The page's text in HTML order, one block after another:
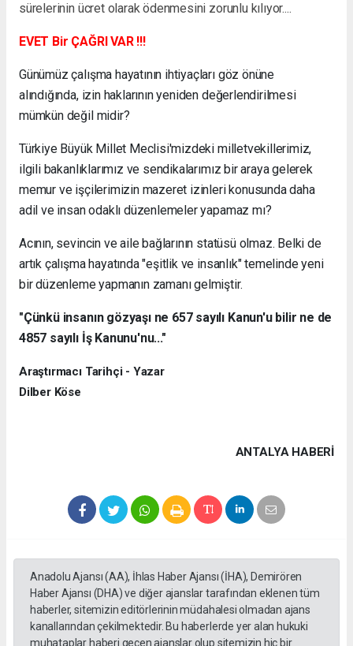
sürelerinin ücret olarak ödenmesini zorunlu kılıyor....
EVET Bir ÇAĞRI VAR !!!
Günümüz çalışma hayatının ihtiyaçları göz önüne
alındığında, izin haklarının yeniden değerlendirilmesi
mümkün değil midir?
Türkiye Büyük Millet Meclisi'mizdeki milletvekillerimiz,
ilgili bakanlıklarımız ve sendikalarımız bir araya gelerek
memur ve işçilerimizin mazeret izinleri konusunda daha
adil ve insan odaklı düzenlemeler yapamaz mı?
Acının, sevincin ve aile bağlarının statüsü olmaz. Belki de
artık çalışma hayatında "eşitlik ve insanlık" temelinde yeni
bir düzenleme yapmanın zamanı gelmiştir.
"Çünkü insanın gözyaşı ne 657 sayılı Kanun'u bilir ne de
4857 sayılı İş Kanunu'nu..."
Araştırmacı Tarihçi - Yazar
Dilber Köse
ANTALYA HABERİ
Anadolu Ajansı (AA), İhlas Haber Ajansı (İHA), Demirören
Haber Ajansı (DHA) ve diğer ajanslar tarafından eklenen tüm
haberler, sitemizin editörlerinin müdahalesi olmadan ajans
kanallarından çekilmektedir. Bu haberlerde yer alan hukuki
muhataplar haberi geçen ajanslar olup sitemizin hiç bir